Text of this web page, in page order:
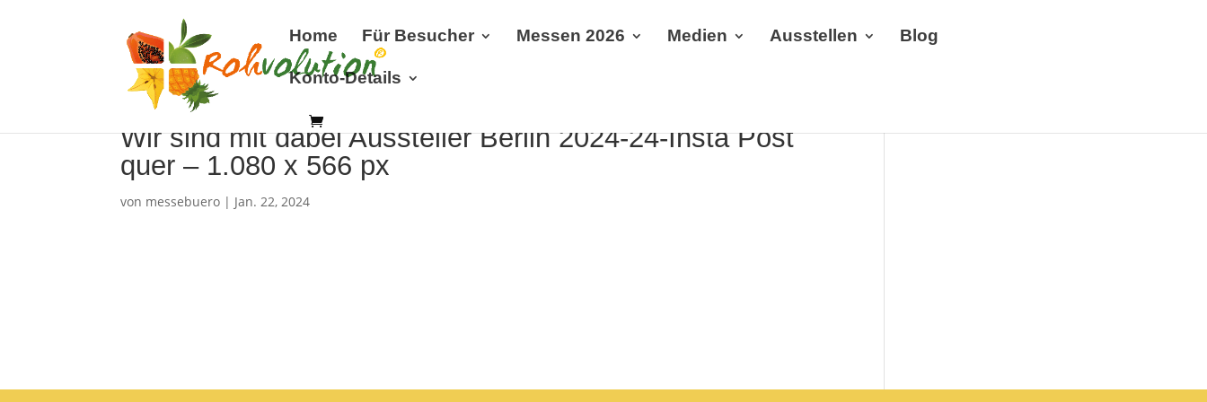
Home Für Besucher Messen 2026 Medien Ausstellen Blog
Konto-Details
Wir sind mit dabei Aussteller Berlin 2024-24-Insta Post
quer – 1.080 x 566 px
von messebuero | Jan. 22, 2024